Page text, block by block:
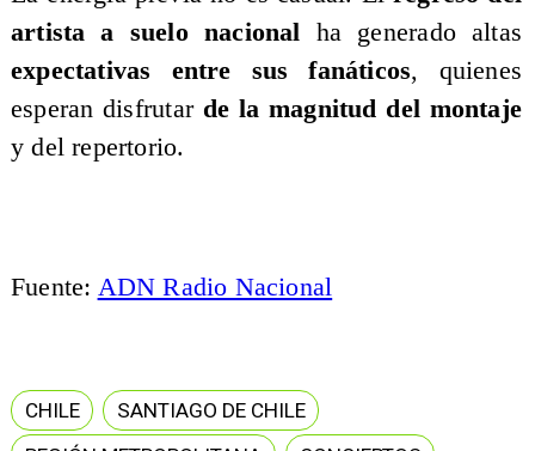
artista a suelo nacional ha generado altas
expectativas entre sus fanáticos, quienes
esperan disfrutar de la magnitud del montaje
y del repertorio.
Fuente: ADN Radio Nacional
CHILE
SANTIAGO DE CHILE